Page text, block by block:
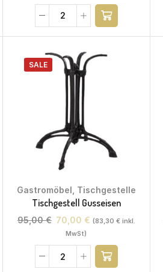
SALE
Gastromöbel Tischgestelle
Tischgestell Gusseisen
95,00€ 70,00 € (83,30 €inkl.
MwSt)